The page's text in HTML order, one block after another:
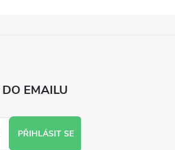
EMAILU
PŘIHLÁSIT SE